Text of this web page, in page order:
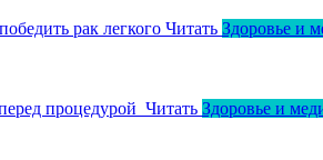
рак легкого Читать Здоровье и
процедурой Читать Здоровье и